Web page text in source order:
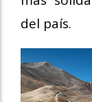
del país.